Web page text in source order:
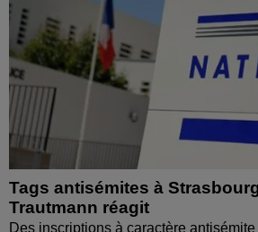
Tags antisémites à
Trautmann réagit
Des inscriptions à caractère